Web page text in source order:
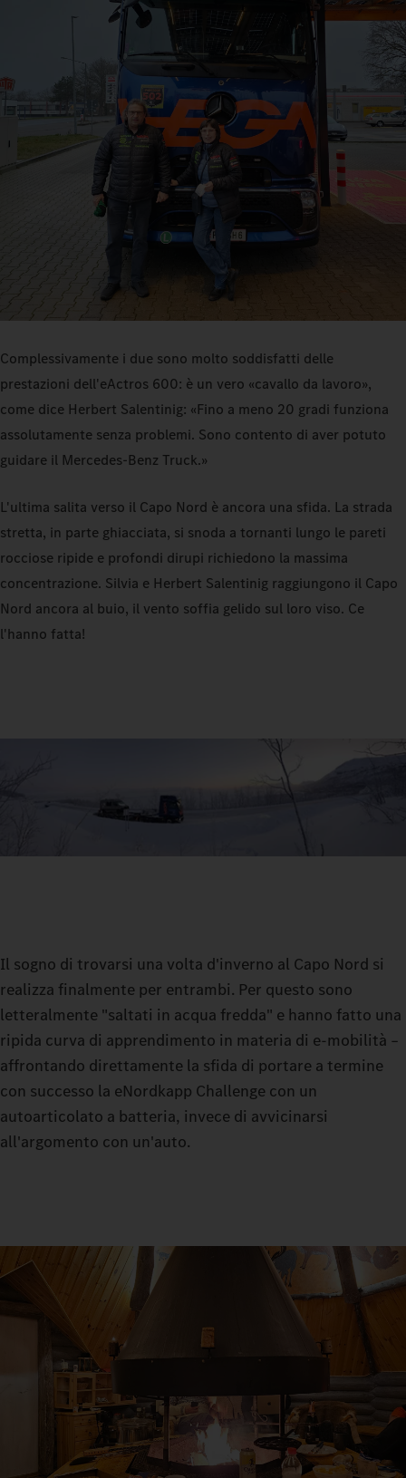
Complessivamente i due sono molto soddisfatti delle
prestazioni dell'eActros 600: è un vero «cavallo da lavoro»,
come dice Herbert Salentinig: «Fino a meno 20 gradi funziona
assolutamente senza problemi. Sono contento di aver potuto
guidare il Mercedes‑Benz Truck.»
L'ultima salita verso il Capo Nord è ancora una sfida. La strada
stretta, in parte ghiacciata, si snoda a tornanti lungo le pareti
rocciose ripide e profondi dirupi richiedono la massima
concentrazione. Silvia e Herbert Salentinig raggiungono il Capo
Nord ancora al buio, il vento soffia gelido sul loro viso. Ce
l'hanno fatta!
Il sogno di trovarsi una volta d'inverno al Capo Nord si
realizza finalmente per entrambi. Per questo sono
letteralmente "saltati in acqua fredda" e hanno fatto una
ripida curva di apprendimento in materia di e-mobilità –
affrontando direttamente la sfida di portare a termine
con successo la eNordkapp Challenge con un
autoarticolato a batteria, invece di avvicinarsi
all'argomento con un'auto.